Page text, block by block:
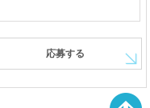
応募する